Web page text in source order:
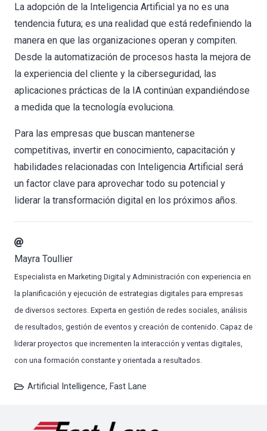
La adopción de la Inteligencia Artificial ya no es una
tendencia futura; es una realidad que está redefiniendo la
manera en que las organizaciones operan y compiten.
Desde la automatización de procesos hasta la mejora de
la experiencia del cliente y la ciberseguridad, las
aplicaciones prácticas de la IA continúan expandiéndose
a medida que la tecnología evoluciona.
Para las empresas que buscan mantenerse
competitivas, invertir en conocimiento, capacitación y
habilidades relacionadas con Inteligencia Artificial será
un factor clave para aprovechar todo su potencial y
liderar la transformación digital en los próximos años.
Mayra Toullier
Especialista en Marketing Digital y Administración con experiencia en
la planificación y ejecución de estrategias digitales para empresas
de diversos sectores. Experta en gestión de redes sociales, análisis
de resultados, gestión de eventos y creación de contenido. Capaz de
liderar proyectos que incrementen la interacción y ventas digitales,
con una formación constante y orientada a resultados.
Artificial Intelligence, Fast Lane